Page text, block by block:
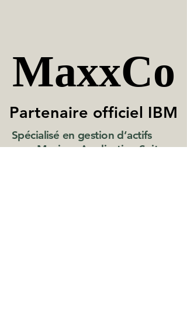
MaxxCo
MaxxCo
Partenaire officiel IBM
Partenaire officiel IBM
Spécialisé en gestion d’actifs
avec Maximo Application Suite